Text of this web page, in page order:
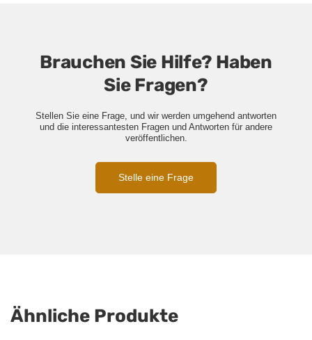
Brauchen Sie Hilfe? Haben
Sie Fragen?
Stellen Sie eine Frage, und wir werden umgehend antworten
und die interessantesten Fragen und Antworten für andere
veröffentlichen.
Stelle eine Frage
Ähnliche Produkte